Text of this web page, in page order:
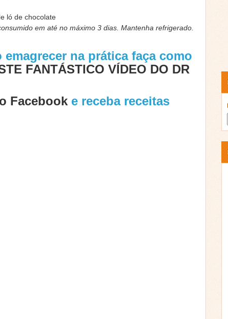
ló de chocolate
em até no máximo 3 dias. Mantenha refrigerado.
na prática faça como
FANTÁSTICO VÍDEO DO DR
Facebook e receba receitas